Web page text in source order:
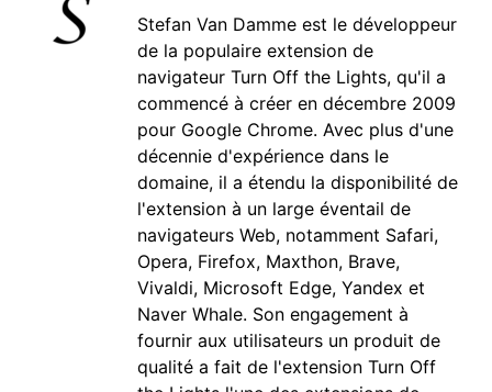
Stefan Van Damme est le développeur
de la populaire extension de
navigateur Turn Off the Lights, qu'il a
commencé à créer en décembre 2009
pour Google Chrome. Avec plus d'une
décennie d'expérience dans le
domaine, il a étendu la disponibilité de
l'extension à un large éventail de
navigateurs Web, notamment Safari,
Opera, Firefox, Maxthon, Brave,
Vivaldi, Microsoft Edge, Yandex et
Naver Whale. Son engagement à
fournir aux utilisateurs un produit de
qualité a fait de l'extension Turn Off